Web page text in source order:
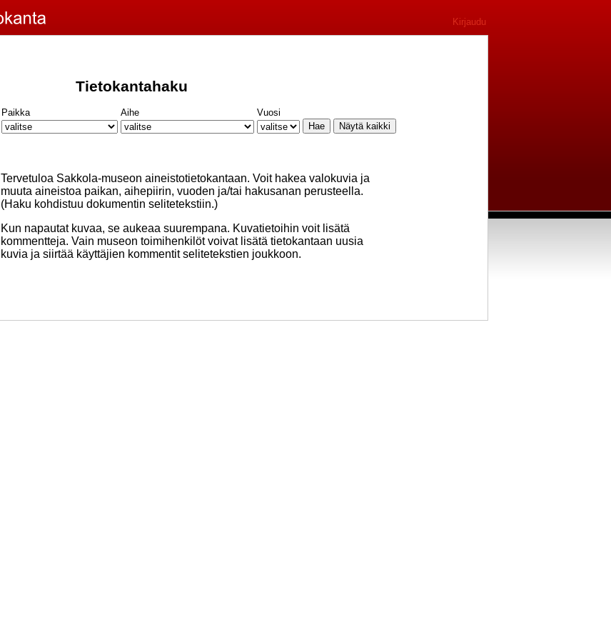
Kirjaudu
Tietokantahaku
Paikka Aihe Vuosi
Tervetuloa Sakkola-museon aineistotietokantaan. Voit hakea valokuvia ja
muuta aineistoa paikan, aihepiirin, vuoden ja/tai hakusanan perusteella.
(Haku kohdistuu dokumentin selitetekstiin.)
Kun napautat kuvaa, se aukeaa suurempana. Kuvatietoihin voit lisätä
kommentteja. Vain museon toimihenkilöt voivat lisätä tietokantaan uusia
kuvia ja siirtää käyttäjien kommentit selitetekstien joukkoon.